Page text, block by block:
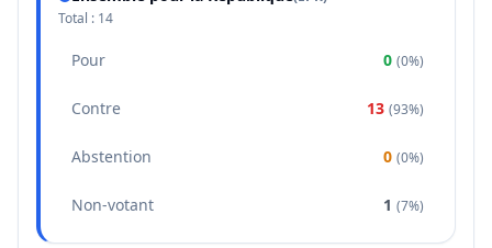
Total : 14
Pour 0 (0%)
Contre 13 (93%)
Abstention 0 (0%)
Non-votant 1 (7%)